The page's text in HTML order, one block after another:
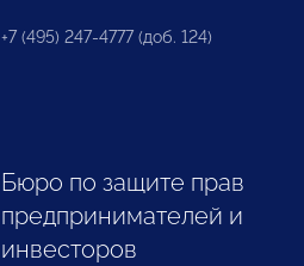
+7 (495) 247-4777 (доб. 124)
Бюро по защите прав
предпринимателей и
инвесторов